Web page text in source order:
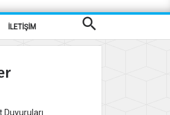
İLETİŞİM
Duyuruları